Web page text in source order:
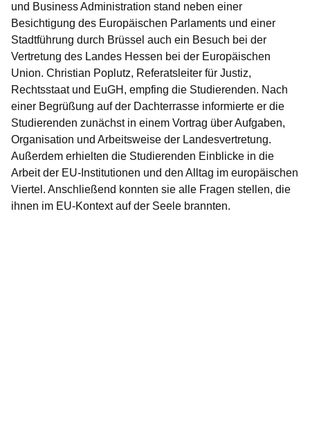
und Business Administration stand neben einer
Besichtigung des Europäischen Parlaments und einer
Stadtführung durch Brüssel auch ein Besuch bei der
Vertretung des Landes Hessen bei der Europäischen
Union. Christian Poplutz, Referatsleiter für Justiz,
Rechtsstaat und EuGH, empfing die Studierenden. Nach
einer Begrüßung auf der Dachterrasse informierte er die
Studierenden zunächst in einem Vortrag über Aufgaben,
Organisation und Arbeitsweise der Landesvertretung.
Außerdem erhielten die Studierenden Einblicke in die
Arbeit der EU-Institutionen und den Alltag im europäischen
Viertel. Anschließend konnten sie alle Fragen stellen, die
ihnen im EU-Kontext auf der Seele brannten.